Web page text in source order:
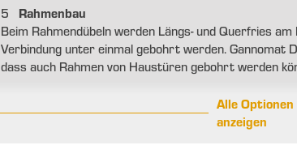
5
Rahmenbau
Beim Rahmendübeln werden Längs- und Querfries
Verbindung unter einmal gebohrt werden. Gannomat
dass auch Rahmen von Haustüren gebohrt werden
Alle Optionen
anzeigen